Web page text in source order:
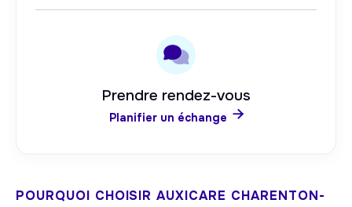
Prendre rendez-vous
Planifier un échange 
POURQUOI CHOISIR AUXICARE CHARENTON-